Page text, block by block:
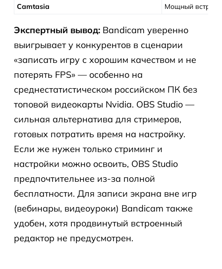
Camtasia
Мощный
Экспертный вывод: Bandicam уверенно
выигрывает у конкурентов в сценарии
«записать игру с хорошим качеством и не
потерять FPS» — особенно на
среднестатистическом российском ПК без
топовой видеокарты Nvidia. OBS Studio —
сильная альтернатива для стримеров,
готовых потратить время на настройку.
Если же нужен только стриминг и
настройки можно освоить, OBS Studio
предпочтительнее из-за полной
бесплатности. Для записи экрана вне игр
(вебинары, видеоуроки) Bandicam также
удобен, хотя продвинутый встроенный
редактор не предусмотрен.